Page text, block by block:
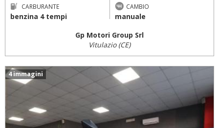
CARBURANTE
benzina 4 tempi
CAMBIO
manuale
Gp Motori Group Srl
Vitulazio (CE)
4 immagini